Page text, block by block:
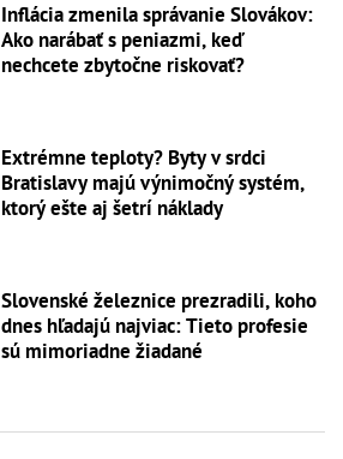
Inflácia zmenila správanie Slovákov:
Ako narábať s peniazmi, keď
nechcete zbytočne riskovať?
Extrémne teploty? Byty v srdci
Bratislavy majú výnimočný systém,
ktorý ešte aj šetrí náklady
Slovenské železnice prezradili, koho
dnes hľadajú najviac: Tieto profesie
sú mimoriadne žiadané